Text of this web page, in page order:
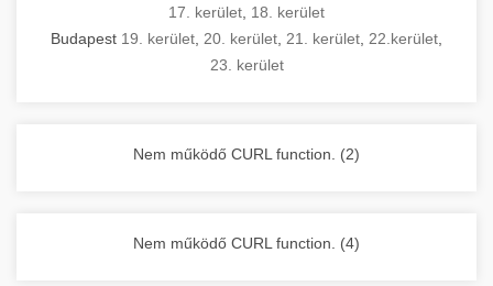
üzembe helyezés koordinálásában. Hosszú távú
garancia, gyors szerviz és folyamatos műszaki
támogatás biztosítja az Ön nyugalmát és
Nagykonyhai berendezések komplett
17. kerület 18. kerület
Budapest 19. kerület 20. kerület 21. kerület 22.kerület
23. kerület
Nem működő CURL function. (2)
Nem működő CURL function. (4)